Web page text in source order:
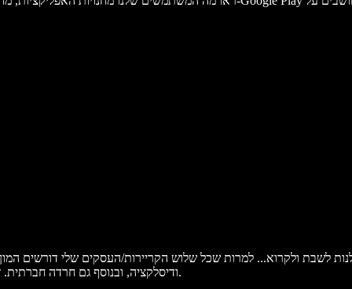
לשבת ולקרוא... למרות שכל שלוש הקריירות/העסקים שלי דורשים
וריכוז/היפראקטיביות (ADD/ADHD) ודיסלקציה, ובנוסף גם חרדה חברתית. זה כלי מטורף בשבילם.